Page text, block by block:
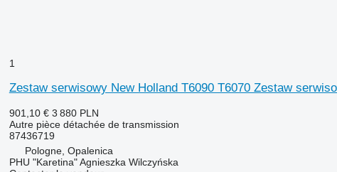
1
Zestaw serwisowy New Holland T6090 T6070 Zestaw
901,10 € 3 880 PLN
Autre pièce détachée de transmission
87436719
Pologne, Opalenica
PHU "Karetina" Agnieszka Wilczyńska